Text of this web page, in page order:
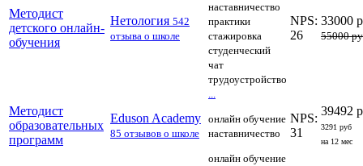
Методист
детского онлайн-
обучения
Нетология 542
отзыва о школе
наставничество
практики
стажировка
студенческий
чат
трудоустройство
...
NPS:
26
33000
55000
Методист
образовательных
программ
Eduson Academy
85 отзывов о школе
онлайн обучение
наставничество
NPS:
31
39492
3291 руб
на 12 мес
онлайн обучение